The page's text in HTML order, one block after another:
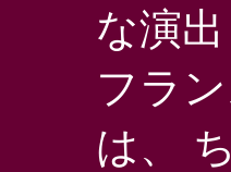
な演
フラ
は、